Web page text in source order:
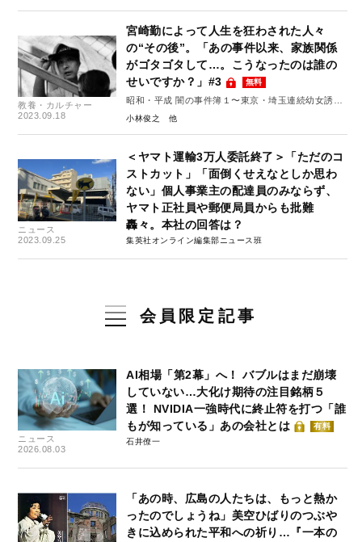
教養・カルチャー
2023.09.18
宮崎勤によって人生を狂わされた人々
の“その後”。「あの事件以来、家族関係
がゴタゴタして…。こうなったのは誰の
せいですか？」#3
無料
昭和・平成 闇の事件簿１〜東京・埼玉連続幼女誘拐
殺人事件発生から35年～
小林俊之
ニュース
2023.09.25
＜ヤマト運輸3万人委託終了＞「ただのコ
ストカット」「面倒くせえなとしか思わ
ない」個人事業主の配達員のみならず、
ヤマト正社員や郵便局員からも批難
轟々。本社の回答は？
集英社オンライン編集部ニュース班
会員限定記事
ニュース
2026.08.03
AI相場「第2幕」へ！ バブルはまだ崩壊
していない…大化け期待の注目銘柄５
選！ NVIDIA一強時代に終止符を打つ「誰
もが知っている」あの会社とは
有料
石井僚一
「あの時、広島の人たちは、もっと熱か
ったのでしょうね」美空ひばりのつぶや
きに込められた平和への祈り…『一本の